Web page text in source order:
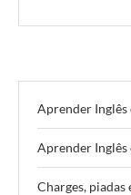
Aprender Inglês
Aprender
Charges, piadas